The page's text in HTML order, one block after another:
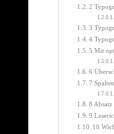
2
3
4
5 Mit
6
7
8
9
10